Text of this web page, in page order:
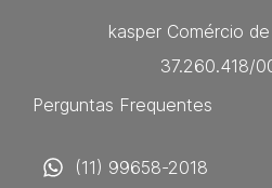
kasper Comércio
37.260.418/
Perguntas Frequentes
(11) 99658-2018